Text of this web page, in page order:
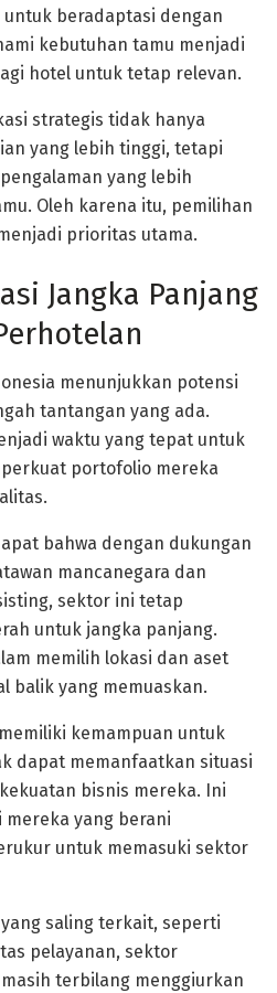
untuk beradaptasi dengan
kebutuhan tamu menjadi
hotel untuk tetap relevan.
strategis tidak hanya
yang lebih tinggi, tetapi
yang lebih
Oleh karena itu, pemilihan
prioritas utama.
Jangka Panjang
menunjukkan potensi
tantangan yang ada.
waktu yang tepat untuk
portofolio mereka
bahwa dengan dukungan
mancanegara dan
sektor ini tetap
untuk jangka panjang.
memilih lokasi dan aset
balik yang memuaskan.
kemampuan untuk
dapat memanfaatkan situasi
bisnis mereka. Ini
yang berani
untuk memasuki sektor
saling terkait, seperti
pelayanan, sektor
terbilang menggiurkan